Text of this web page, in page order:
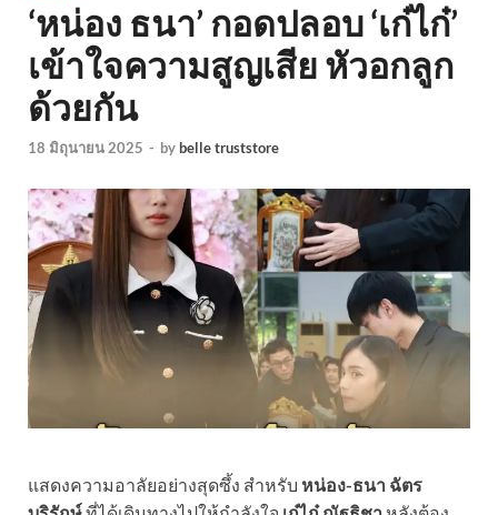
‘หน่อง ธนา’ กอดปลอบ ‘เก๋ไก๋’
เข้าใจความสูญเสีย หัวอกลูก
ด้วยกัน
18 มิถุนายน 2025 - bybelle truststore
แสดงความอาลัยอย่างสุดซึ้ง สำหรับ หน่อง-ธนา ฉัตร